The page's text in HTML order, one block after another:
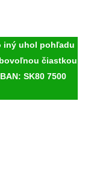
iný uhol pohľadu
čiastkou
SK80 7500